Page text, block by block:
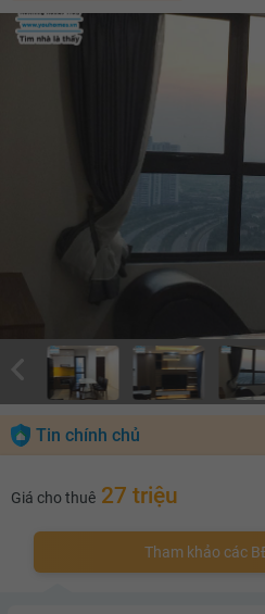
Tin chính chủ
Giá cho thuê 27 triệu
Tham khảo các